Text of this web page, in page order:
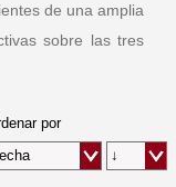
de una amplia
sobre las tres
por